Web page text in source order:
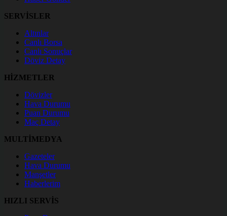
SERVİSLER
Altınlar
Canlı Borsa
Canlı Sonuçlar
Döviz Detay
HİZMETLER
Dövizler
Hava Durumu
Puan Durumu
Maç Detay
MULTİMEDYA
Gazeteler
Hava Durumu
Manşetler
Haberlerim
HIZLI SERVİS